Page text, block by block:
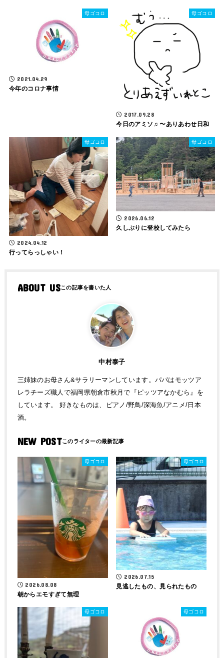
母ゴコロ
2021.04.29
今年のコロナ事情
母ゴコロ
2017.09.28
今日のアミソ♬〜ありあわせ日和
母ゴコロ
2024.04.12
行ってらっしゃい！
母ゴコロ
2026.06.12
久しぶりに登校してみたら
ABOUT US
中村泰子
三姉妹のお母さん&サラリーマンしています。パパはモッツア
レラチーズ職人で福岡県朝倉市秋月で『ピッツアなかむら』を
しています。 好きなものは、ピアノ/野鳥/深海魚/アニメ/日本
酒。
NEW POST
母ゴコロ
2026.08.08
朝からエモすぎて無理
母ゴコロ
2026.07.15
見逃したもの、見られたもの
母ゴコロ 母ゴコロ